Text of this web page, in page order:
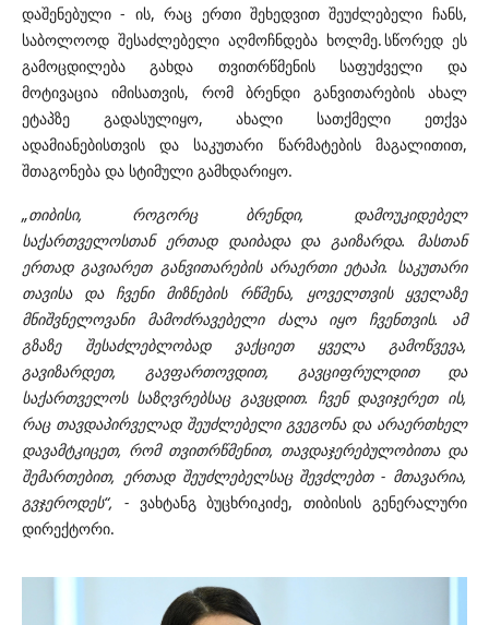
დაშენებული - ის, რაც ერთი შეხედვით შეუძლებელი ჩანს,
საბოლოოდ შესაძლებელი აღმოჩნდება ხოლმე. სწორედ ეს
გამოცდილება გახდა თვითრწმენის საფუძველი და
მოტივაცია იმისათვის, რომ ბრენდი განვითარების ახალ
ეტაპზე გადასულიყო, ახალი სათქმელი ეთქვა
ადამიანებისთვის და საკუთარი წარმატების მაგალითით,
შთაგონება და სტიმული გამხდარიყო.
„თიბისი, როგორც ბრენდი, დამოუკიდებელ
საქართველოსთან ერთად დაიბადა და გაიზარდა. მასთან
ერთად გავიარეთ განვითარების არაერთი ეტაპი. საკუთარი
თავისა და ჩვენი მიზნების რწმენა, ყოველთვის ყველაზე
მნიშვნელოვანი მამოძრავებელი ძალა იყო ჩვენთვის. ამ
გზაზე შესაძლებლობად ვაქციეთ ყველა გამოწვევა,
გავიზარდეთ, გავფართოვდით, გავციფრულდით და
საქართველოს საზღვრებსაც გავცდით. ჩვენ დავიჯერეთ ის,
რაც თავდაპირველად შეუძლებელი გვეგონა და არაერთხელ
დავამტკიცეთ, რომ თვითრწმენით, თავდაჯერებულობითა და
შემართებით, ერთად შეუძლებელსაც შევძლებთ - მთავარია,
გვჯეროდეს“, - ვახტანგ ბუცხრიკიძე, თიბისის გენერალური
დირექტორი.